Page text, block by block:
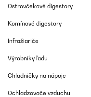
Ostrovčekové digestory
Komínové digestory
Infražiariče
Výrobníky ľadu
Chladničky na nápoje
Ochladzovače vzduchu